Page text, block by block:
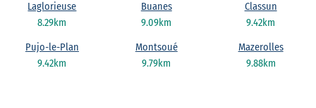
8.29km
Laglorieuse
9.09km
Buanes
9.42km
Classun
9.42km
Pujo-le-Plan
9.79km
Montsoué
9.88km
Mazerolles